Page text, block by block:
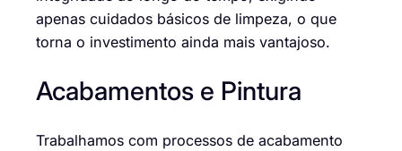
apenas cuidados básicos de limpeza, o que
torna o investimento ainda mais vantajoso.
Acabamentos e Pintura
Trabalhamos com processos de acabamento